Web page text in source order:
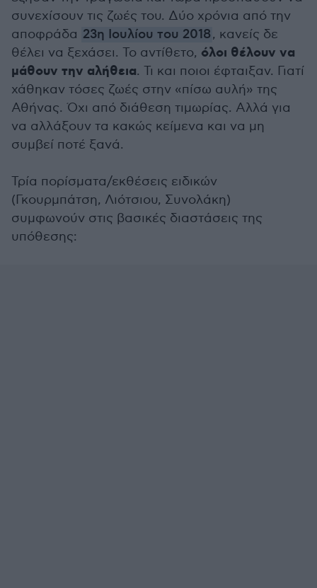
συνεχίσουν τις ζωές του. Δύο χρόνια από την
αποφράδα 23η Ιουλίου του 2018, κανείς δε
θέλει να ξεχάσει. Το αντίθετο, όλοι θέλουν να
μάθουν την αλήθεια. Τι και ποιοι έφταιξαν. Γιατί
χάθηκαν τόσες ζωές στην «πίσω αυλή» της
Αθήνας. Όχι από διάθεση τιμωρίας. Αλλά για
να αλλάξουν τα κακώς κείμενα και να μη
συμβεί ποτέ ξανά.
Τρία πορίσματα/εκθέσεις ειδικών
(Γκουρμπάτση, Λιότσιου, Συνολάκη)
συμφωνούν στις βασικές διαστάσεις της
υπόθεσης: